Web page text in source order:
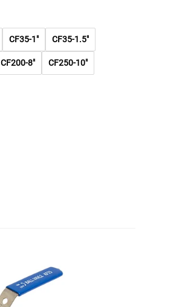
CF35-1" CF35-1.5"
CF200-8" CF250-10"